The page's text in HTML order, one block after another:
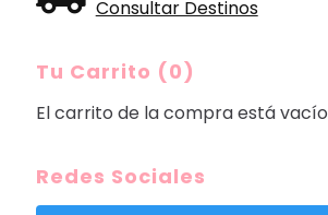
Consultar Destinos
Tu Carrito (0)
El carrito de la compra está vacío
Redes Sociales